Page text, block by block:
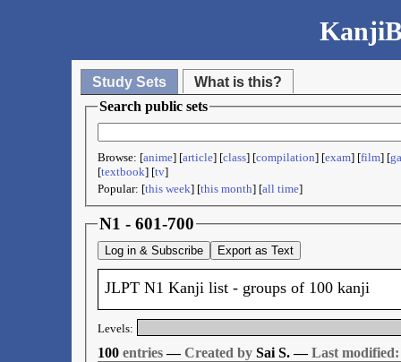
Study Sets
What is this?
Search public sets
Browse: [anime] [article] [class] [compilation] [exam] [film] [
[textbook] [tv]
Popular: [this week] [this month] [all time]
N1 - 601-700
Log in & Subscribe Export as Text
JLPT N1 Kanji list - groups of 100 kanji
Levels:
100 entries—Created by Sai S. —Last modified: